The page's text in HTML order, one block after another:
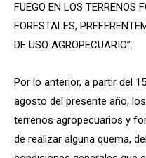
FUEGO EN LOS TERRENOS
FORESTALES,
DE USO AGROPECUARIO”.
Por lo anterior, a partir del
agosto del presente año,
terrenos agropecuarios y
de realizar alguna quema,